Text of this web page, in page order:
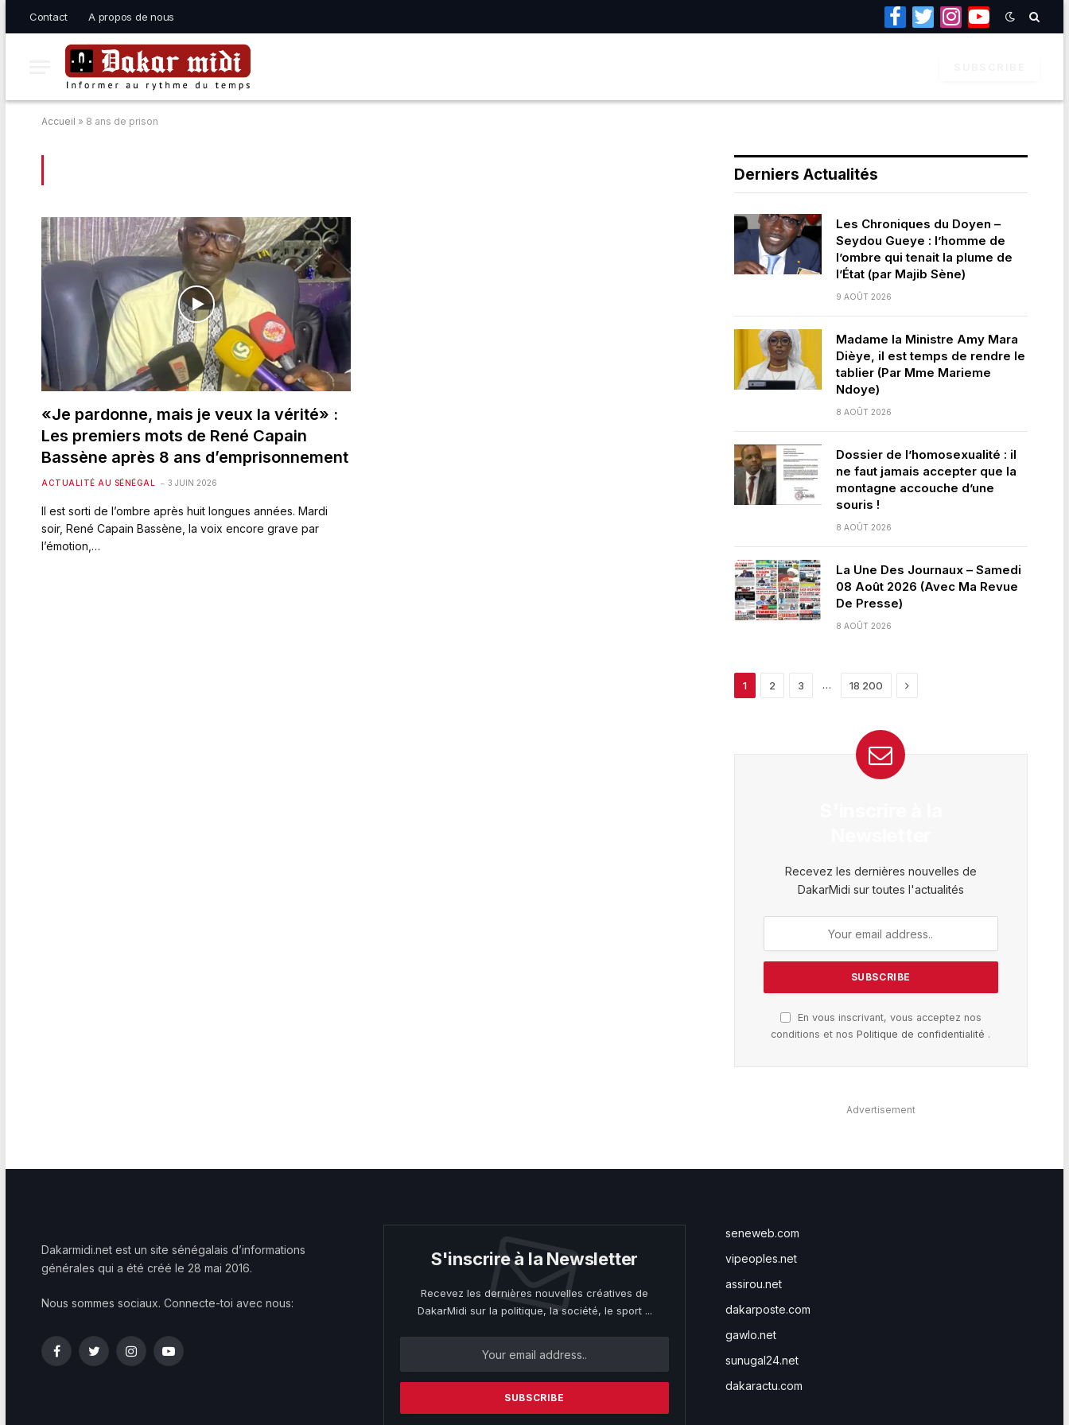
Contact A propos de nous
Facebook
TwitterInstagramYouTube
Accueil » 8 ans de prison
«Je pardonne, mais je veux la vérité» :
Les premiers mots de René Capain
Bassène après 8 ans d’emprisonnement
ACTUALITÉ AU SÉNÉGAL 3 JUIN 2026
Il est sorti de l’ombre après huit longues années. Mardi
soir, René Capain Bassène, la voix encore grave par
l’émotion,…
Derniers Actualités
Les Chroniques du Doyen –
Seydou Gueye : l’homme de
l’ombre qui tenait la plume de
l’État (par Majib Sène)
9 AOÛT 2026
Madame la Ministre Amy Mara
Dièye, il est temps de rendre le
tablier (Par Mme Marieme
Ndoye)
8 AOÛT 2026
Dossier de l’homosexualité : il
ne faut jamais accepter que la
montagne accouche d’une
souris !
8 AOÛT 2026
La Une Des Journaux – Samedi
08 Août 2026 (Avec Ma Revue
De Presse)
8 AOÛT 2026
1 2 3 … 18 200 Next
Recevez les dernières nouvelles de
DakarMidi sur toutes l'actualités
En vous inscrivant, vous acceptez nos
conditions et nosPolitique de confidentialité .
Advertisement
Dakarmidi.net est un site sénégalais d’informations
générales qui a été créé le 28 mai 2016.
Nous sommes sociaux. Connecte-toi avec nous:
FacebookTwitterInstagramYouTube
S'inscrire à la Newsletter
Recevez les dernières nouvelles créatives de
DakarMidi sur la politique, la société, le sport ...
seneweb.com
vipeoples.net
assirou.net
dakarposte.com
gawlo.net
sunugal24.net
dakaractu.com